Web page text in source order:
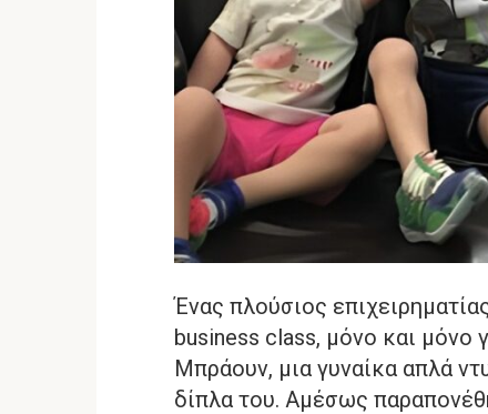
Ένας πλούσιος
business class, μόνο και μόνο
Μπράουν, μια γυναίκα απλά
δίπλα του. Αμέσως